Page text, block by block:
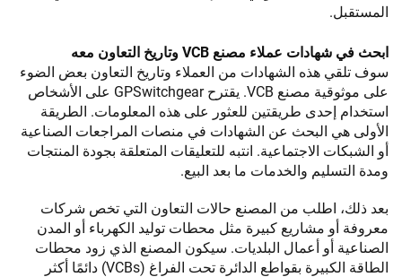
المستقبل.
ابحث في شهادات عملاء مصنع VCB وتاريخ التعاون معه
سوف تلقي هذه الشهادات من العملاء وتاريخ التعاون بعض الضوء
على موثوقية مصنع VCB. يقترح GPSwitchgear على الأشخاص
استخدام إحدى طريقتين للعثور على هذه المعلومات. الطريقة
الأولى هي البحث عن الشهادات في منصات المراجعات الصناعية
أو الشبكات الاجتماعية. انتبه للتعليقات المتعلقة بجودة المنتجات
ومدة التسليم والخدمات ما بعد البيع.
بعد ذلك، اطلب من المصنع حالات التعاون التي تخص شركات
معروفة أو مشاريع كبيرة مثل محطات توليد الكهرباء أو المدن
الصناعية أو أعمال البلديات. سيكون المصنع الذي زود محطات
الطاقة الكبيرة بقواطع الدائرة تحت الفراغ (VCBs) دائمًا أكثر